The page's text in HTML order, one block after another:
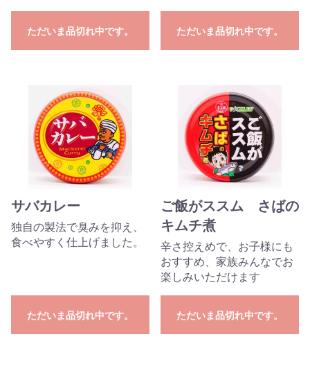
ただいま品切れ中です。 ただいま品切れ中です。
サバカレー
独自の製法で臭みを抑え、
食べやすく仕上げました。
ただいま品切れ中です。
ご飯がススム さばの
キムチ煮
辛さ控えめで、お子様にも
おすすめ、家族みんなでお
楽しみいただけます
ただいま品切れ中です。